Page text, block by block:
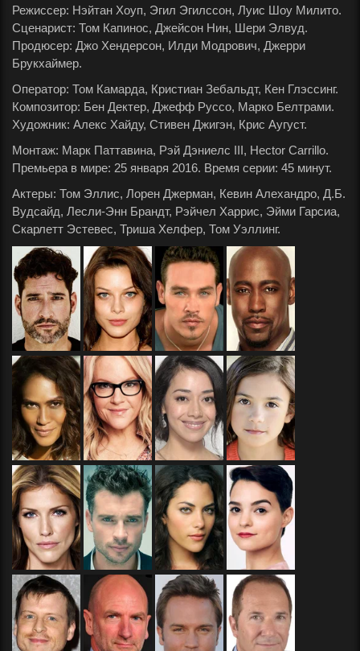
Режиссер: Нэйтан Хоуп, Эгил Эгилссон, Луис Шоу Милито.
Сценарист: Том Капинос, Джейсон Нин, Шери Элвуд.
Продюсер: Джо Хендерсон, Илди Модрович, Джерри
Брукхаймер.
Оператор: Том Камарда, Кристиан Зебальдт, Кен Глэссинг.
Композитор: Бен Дектер, Джефф Руссо, Марко Белтрами.
Художник: Алекс Хайду, Стивен Джигэн, Крис Аугуст.
Монтаж: Марк Паттавина, Рэй Дэниелс III, Hector Carrillo.
Премьера в мире: 25 января 2016. Время серии: 45 минут.
Актеры: Том Эллис, Лорен Джерман, Кевин Алехандро, Д.Б.
Вудсайд, Лесли-Энн Брандт, Рэйчел Харрис, Эйми Гарсиа,
Скарлетт Эстевес, Триша Хелфер, Том Уэллинг.